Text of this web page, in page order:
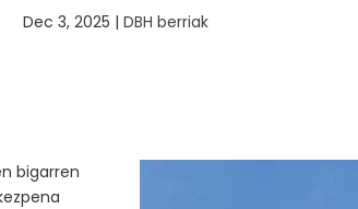
Dec 3, 2025 | DBH berriak
bigarren